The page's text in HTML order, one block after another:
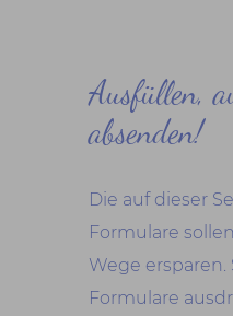
Ausfüllen,
absenden!
Die auf dieser
Formulare
Wege
Formulare